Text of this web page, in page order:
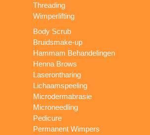
Threading
Wimperlifting
Body Scrub
Bruidsmake-up
Hammam Behandelingen
Henna Brows
Laserontharing
Lichaamspeeling
Microdermabrasie
Microneedling
Pedicure
Permanent Wimpers